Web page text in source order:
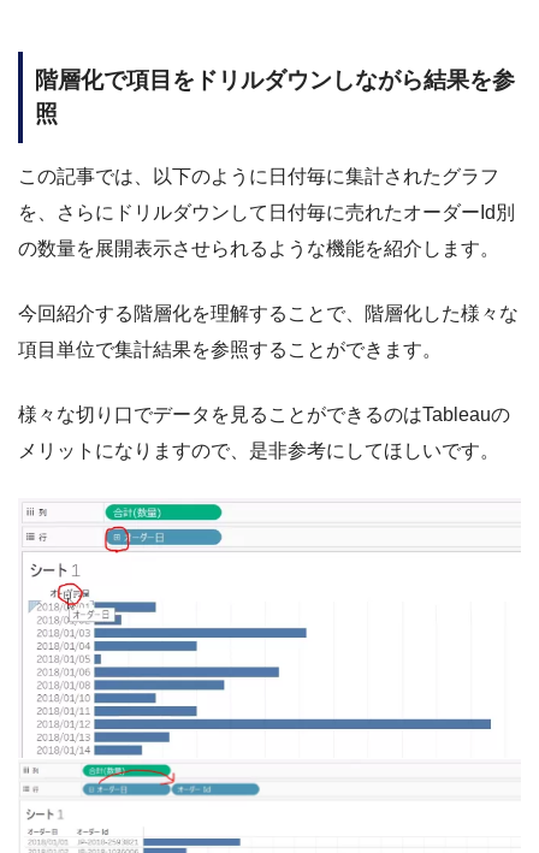
階層化で項目をドリルダウンしながら結果を参
照
この記事では、以下のように日付毎に集計されたグラフ
を、さらにドリルダウンして日付毎に売れたオーダーId別
の数量を展開表示させられるような機能を紹介します。
今回紹介する階層化を理解することで、階層化した様々な
項目単位で集計結果を参照することができます。
様々な切り口でデータを見ることができるのはTableauの
メリットになりますので、是非参考にしてほしいです。